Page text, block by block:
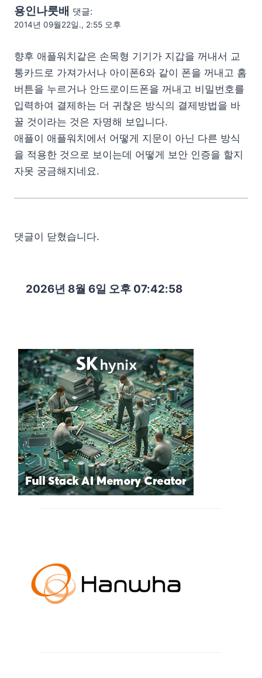
용인나룻배 댓글:
2014년 09월22일., 2:55 오후
향후 애플워치같은 손목형 기기가 지갑을 꺼내서 교
통카드로 가져가서나 아이폰6와 같이 폰을 꺼내고 홈
버튼을 누르거나 안드로이드폰을 꺼내고 비밀번호를
입력하여 결제하는 더 귀찮은 방식의 결제방법을 바
꿀 것이라는 것은 자명해 보입니다.
애플이 애플워치에서 어떻게 지문이 아닌 다른 방식
을 적용한 것으로 보이는데 어떻게 보안 인증을 할지
자못 궁금해지네요.
댓글이 닫혔습니다.
2026년 8월 6일 오후 07:43:00